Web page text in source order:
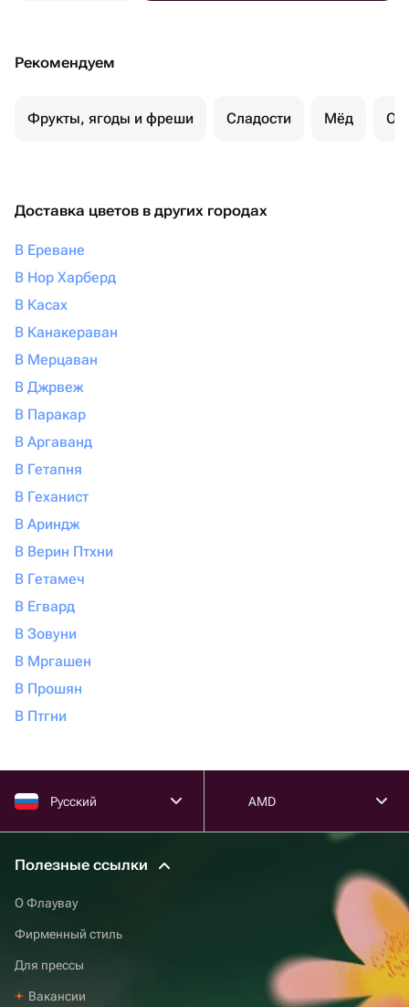
Рекомендуем
Фрукты, ягоды и фреши Сладости Мёд
Доставка цветов в других городах
В Ереване
В Нор Харберд
В Касах
В Канакераван
В Мерцаван
В Джрвеж
В Паракар
В Аргаванд
В Гетапня
В Геханист
В Ариндж
В Верин Птхни
В Гетамеч
В Егвард
В Зовуни
В Мргашен
В Прошян
В Птгни
Русский AMD
Полезные ссылки
О Флаувау
Фирменный стиль
Для прессы
Вакансии